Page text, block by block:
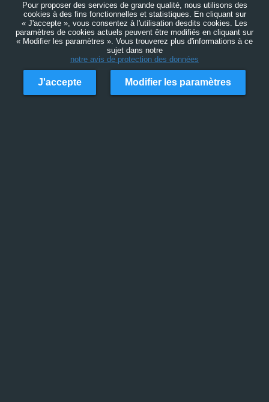
Pour proposer des services de grande qualité, nous utilisons des
cookies à des fins fonctionnelles et statistiques. En cliquant sur
« J'accepte », vous consentez à l'utilisation desdits cookies. Les
paramètres de cookies actuels peuvent être modifiés en cliquant sur
« Modifier les paramètres ». Vous trouverez plus d'informations à ce
sujet dans notre
notre avis de protection des données
J'accepte Modifier les paramètres